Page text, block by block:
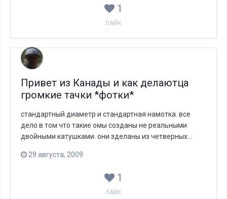
1
ЛАЙК
Привет из Канады и как делаютца
громкие тачки *фотки*
стандартный диаметр и стандартная намотка. все
дело в том что такие омы созданы не реальными
двойными катушками. они зделаны из четверных...
29 августа, 2009
1
ЛАЙК